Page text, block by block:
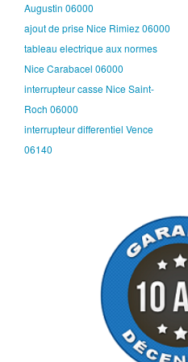
Augustin 06000
ajout de prise Nice Rimiez 06000
tableau electrique aux normes
Nice Carabacel 06000
interrupteur casse Nice Saint-
Roch 06000
interrupteur differentiel Vence
06140